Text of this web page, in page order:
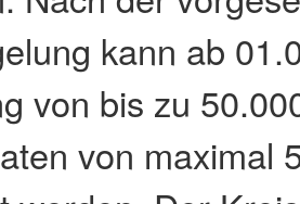
kann ab
von bis zu
von maximal